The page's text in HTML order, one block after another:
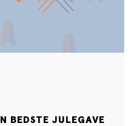
BEDSTE JULEGAVE